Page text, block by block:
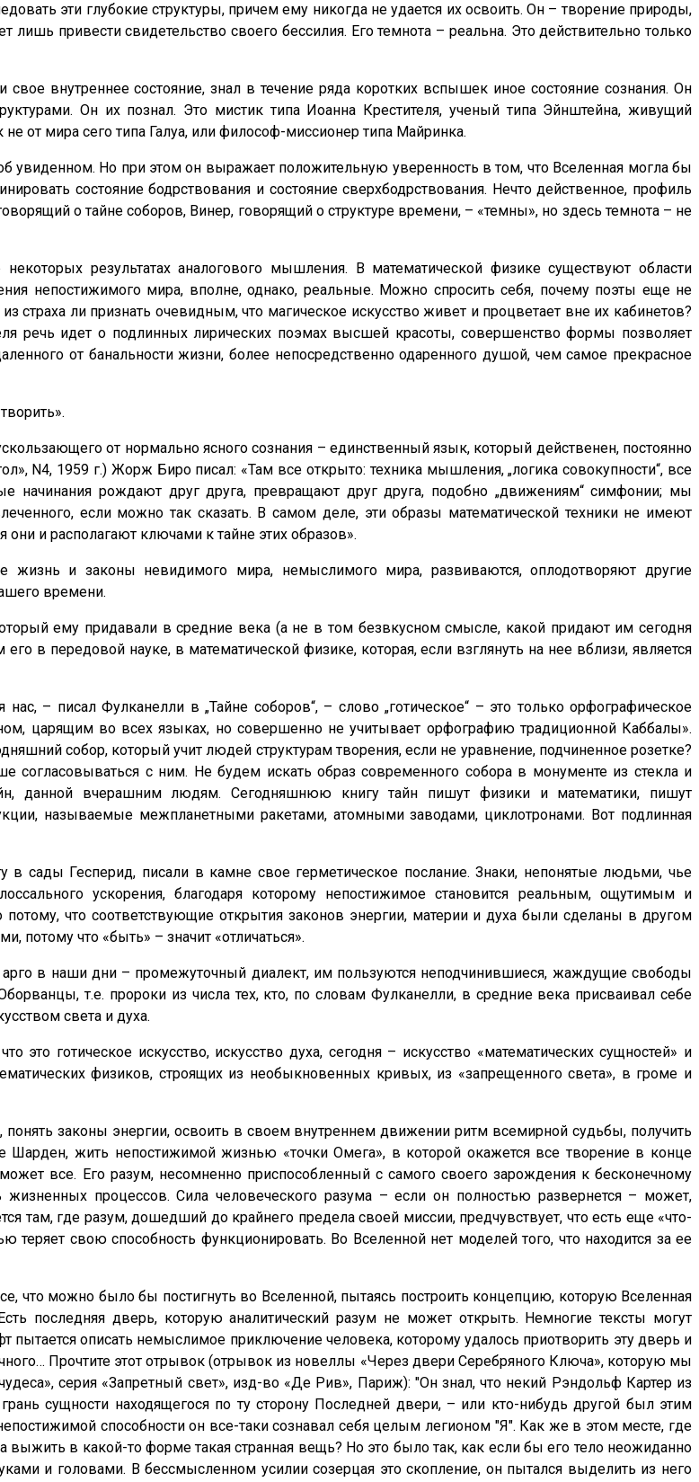
эти глубокие структуры, причем ему никогда не удается их освоить. Он – творение природы,
привести свидетельство своего бессилия. Его темнота – реальна. Это действительно только
внутреннее состояние, знал в течение ряда коротких вспышек иное состояние сознания. Он
Он их познал. Это мистик типа Иоанна Крестителя, ученый типа Эйнштейна, живущий
от мира сего типа Галуа, или философ-миссионер типа Майринка.
увиденном. Но при этом он выражает положительную уверенность в том, что Вселенная могла бы
состояние бодрствования и состояние сверхбодрствования. Нечто действенное, профиль
о тайне соборов, Винер, говорящий о структуре времени, – «темны», но здесь темнота – не
результатах аналогового мышления. В математической физике существуют области
непостижимого мира, вполне, однако, реальные. Можно спросить себя, почему поэты еще не
страха ли признать очевидным, что магическое искусство живет и процветает вне их кабинетов?
речь идет о подлинных лирических поэмах высшей красоты, совершенство формы позволяет
от банальности жизни, более непосредственно одаренного душой, чем самое прекрасное
от нормально ясного сознания – единственный язык, который действенен, постоянно
N4, 1959 г.) Жорж Биро писал: «Там все открыто: техника мышления, „логика совокупности“, все
рождают друг друга, превращают друг друга, подобно „движениям“ симфонии; мы
если можно так сказать. В самом деле, эти образы математической техники не имеют
и располагают ключами к тайне этих образов».
жизнь и законы невидимого мира, немыслимого мира, развиваются, оплодотворяют другие
времени.
ему придавали в средние века (а не в том безвкусном смысле, какой придают им сегодня
в передовой науке, в математической физике, которая, если взглянуть на нее вблизи, является
– писал Фулканелли в „Тайне соборов“, – слово „готическое“ – это только орфографическое
царящим во всех языках, но совершенно не учитывает орфографию традиционной Каббалы».
собор, который учит людей структурам творения, если не уравнение, подчиненное розетке?
с ним. Не будем искать образ современного собора в монументе из стекла и
данной вчерашним людям. Сегодняшнюю книгу тайн пишут физики и математики, пишут
называемые межпланетными ракетами, атомными заводами, циклотронами. Вот подлинная
в сады Гесперид, писали в камне свое герметическое послание. Знаки, непонятые людьми, чье
ускорения, благодаря которому непостижимое становится реальным, ощутимым и
что соответствующие открытия законов энергии, материи и духа были сделаны в другом
потому что «быть» – значит «отличаться».
в наши дни – промежуточный диалект, им пользуются неподчинившиеся, жаждущие свободы
т.е. пророки из числа тех, кто, по словам Фулканелли, в средние века присваивал себе
света и духа.
готическое искусство, искусство духа, сегодня – искусство «математических сущностей» и
физиков, строящих из необыкновенных кривых, из «запрещенного света», в громе и
законы энергии, освоить в своем внутреннем движении ритм всемирной судьбы, получить
Шарден, жить непостижимой жизнью «точки Омега», в которой окажется все творение в конце
все. Его разум, несомненно приспособленный с самого своего зарождения к бесконечному
процессов. Сила человеческого разума – если он полностью развернется – может,
там, где разум, дошедший до крайнего предела своей миссии, предчувствует, что есть еще «что-
теряет свою способность функционировать. Во Вселенной нет моделей того, что находится за ее
что можно было бы постигнуть во Вселенной, пытаясь построить концепцию, которую Вселенная
последняя дверь, которую аналитический разум не может открыть. Немногие тексты могут
описать немыслимое приключение человека, которому удалось приотворить эту дверь и
Прочтите этот отрывок (отрывок из новеллы «Через двери Серебряного Ключа», которую мы
серия «Запретный свет», изд-во «Де Рив», Париж): "Он знал, что некий Рэндольф Картер из
сущности находящегося по ту сторону Последней двери, – или кто-нибудь другой был этим
способности он все-таки сознавал себя целым легионом "Я". Как же в этом месте, где
выжить в какой-то форме такая странная вещь? Но это было так, как если бы его тело неожиданно
и головами. В бессмысленном усилии созерцая это скопление, он пытался выделить из него